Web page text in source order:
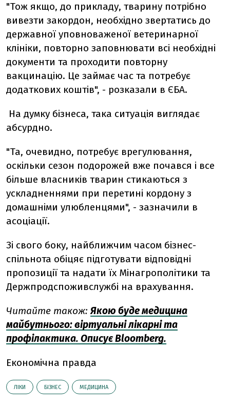
"Тож якщо, до прикладу, тварину потрібно
вивезти закордон, необхідно звертатись до
державної уповноваженої ветеринарної
клініки, повторно заповнювати всі необхідні
документи та проходити повторну
вакцинацію. Це займає час та потребує
додаткових коштів", - розказали в ЄБА.
На думку бізнеса, така ситуація виглядає
абсурдно.
"Та, очевидно, потребує врегулювання,
оскільки сезон подорожей вже почався і все
більше власників тварин стикаються з
ускладненнями при перетині кордону з
домашніми улюбленцями", - зазначили в
асоціації.
Зі свого боку, найближчим часом бізнес-
спільнота обіцяє підготувати відповідні
пропозиції та надати їх Мінагрополітики та
Держпродспоживслужбі на врахування.
Читайте також:Якою буде медицина
майбутнього: віртуальні лікарні та
профілактика. Описує Bloomberg.
Економічна правда
ЛІКИ БІЗНЕС МЕДИЦИНА